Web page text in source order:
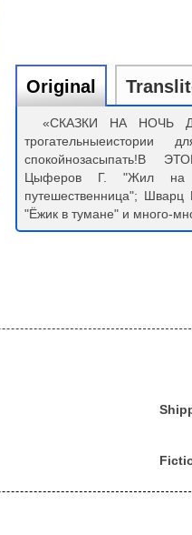
Original
«СКАЗКИ НА НОЧЬ
спокойнозасыпать!В
Цыферов Г. "Жил на
путешественница";
"Ёжик в тумане" и много-